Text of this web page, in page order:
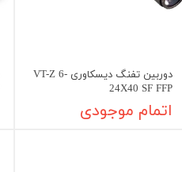
دوربین تفنگ دیسکاوری VT-Z 6-
24X40 SF FFP
اتمام موجودی